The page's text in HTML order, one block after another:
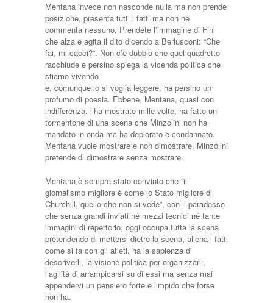
Mentana invece non nasconde nulla ma non prende
posizione, presenta tutti i fatti ma non ne
commenta nessuno. Prendete l’immagine di Fini
che alza e agita il dito dicendo a Berlusconi: “Che
fai, mi cacci?”. Non c’è dubbio che quel quadretto
racchiude e persino spiega la vicenda politica che
stiamo vivendo
e, comunque lo si voglia leggere, ha persino un
profumo di poesia. Ebbene, Mentana, quasi con
indifferenza, l’ha mostrato mille volte, ha fatto un
tormentone di una scena che Minzolini non ha
mandato in onda ma ha deplorato e condannato.
Mentana vuole mostrare e non dimostrare, Minzolini
pretende di dimostrare senza mostrare.
Mentana è sempre stato convinto che “il
giornalismo migliore è come lo Stato migliore di
Churchill, quello che non si vede”, con il paradosso
che senza grandi inviati né mezzi tecnici né tante
immagini di repertorio, oggi occupa tutta la scena
pretendendo di mettersi dietro la scena, allena i fatti
come si fa con gli atleti, ha la sapienza di
descriverli, la visione politica per organizzarli,
l’agilità di arrampicarsi su di essi ma senza mai
appendervi un pensiero forte e limpido che forse
non ha.